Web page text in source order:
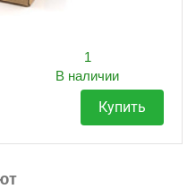
1
В наличии
Купить